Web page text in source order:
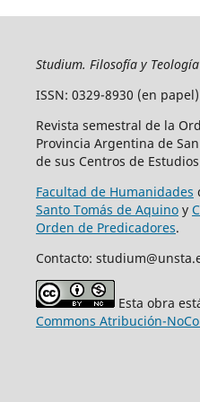
Studium. Filosofía y Teología
ISSN: 0329-8930 (en
Revista semestral de la
Provincia Argentina de
de sus Centros de
Facultad de Humanidades
Santo Tomás de Aquinoy
Orden de Predicadores.
Contacto:
Esta obra
Commons Atribución-